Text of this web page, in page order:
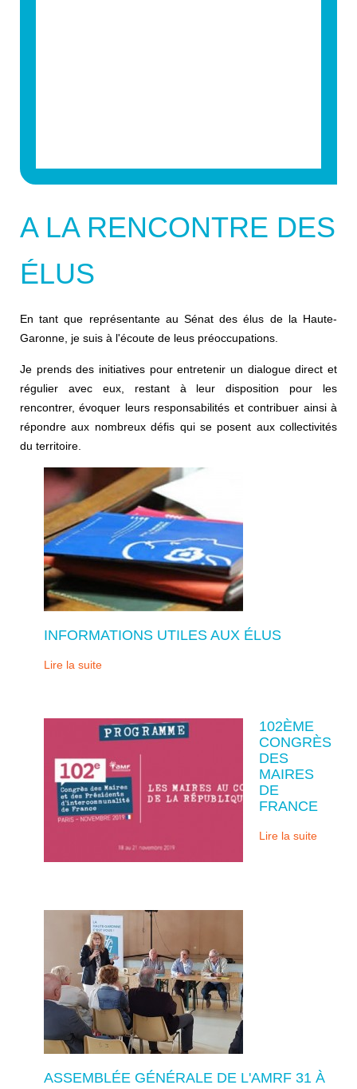
A LA RENCONTRE DES
ÉLUS
En tant que représentante au Sénat des élus de la Haute-
Garonne, je suis à l'écoute de leus préoccupations.
Je prends des initiatives pour entretenir un dialogue direct et
régulier avec eux, restant à leur disposition pour les
rencontrer, évoquer leurs responsabilités et contribuer ainsi à
répondre aux nombreux défis qui se posent aux collectivités
du territoire.
INFORMATIONS UTILES AUX ÉLUS
Lire la suite
102ÈME
CONGRÈS
DES
MAIRES
DE
FRANCE
Lire la suite
ASSEMBLÉE GÉNÉRALE DE L'AMRF 31 À